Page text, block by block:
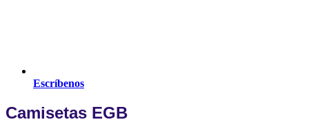
Escríbenos
Camisetas EGB